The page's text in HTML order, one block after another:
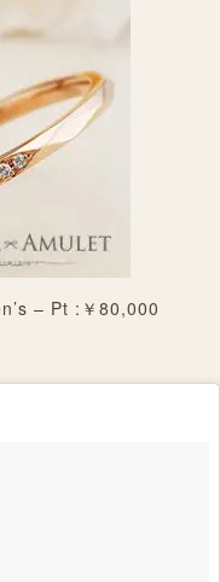
– Pt :￥80,000